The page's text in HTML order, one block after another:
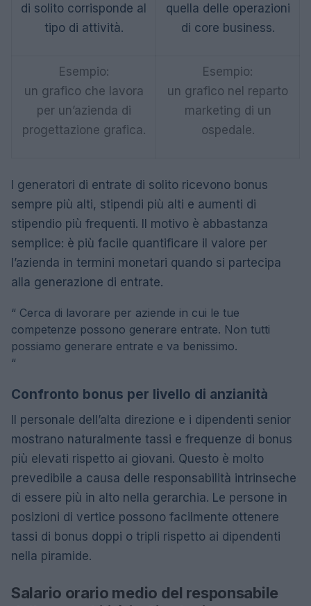
di solito corrisponde al
tipo di attività.
quella delle operazioni
di core business.
Esempio:
un grafico che lavora
per un’azienda di
progettazione grafica.
Esempio:
un grafico nel reparto
marketing di un
ospedale.
I generatori di entrate di solito ricevono bonus
sempre più alti, stipendi più alti e aumenti di
stipendio più frequenti. Il motivo è abbastanza
semplice: è più facile quantificare il valore per
l’azienda in termini monetari quando si partecipa
alla generazione di entrate.
“ Cerca di lavorare per aziende in cui le tue
competenze possono generare entrate. Non tutti
possiamo generare entrate e va benissimo.
“
Confronto bonus per livello di anzianità
Il personale dell’alta direzione e i dipendenti senior
mostrano naturalmente tassi e frequenze di bonus
più elevati rispetto ai giovani. Questo è molto
prevedibile a causa delle responsabilità intrinseche
di essere più in alto nella gerarchia. Le persone in
posizioni di vertice possono facilmente ottenere
tassi di bonus doppi o tripli rispetto ai dipendenti
nella piramide.
Salario orario medio del responsabile